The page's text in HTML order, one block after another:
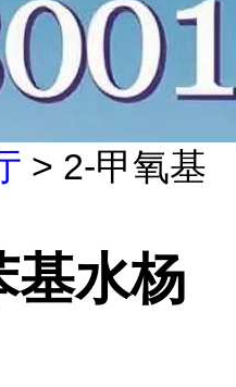
> 2-甲氧基
基水杨